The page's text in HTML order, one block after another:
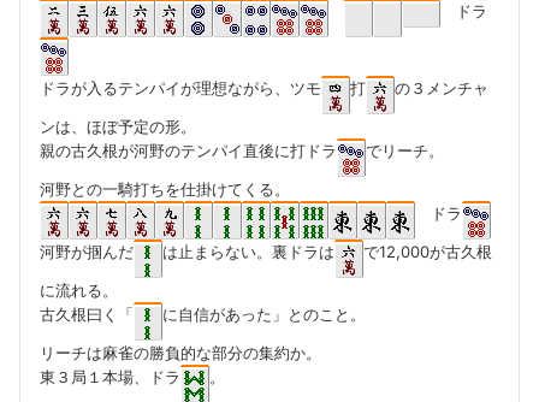
ドラ
ドラが入るテンパイが理想ながら、ツモ 打
の３メンチャ
ンは、ほぼ予定の形。
親の古久根が河野のテンパイ直後に打ドラ
でリーチ。
河野との一騎打ちを仕掛けてくる。
ドラ
河野が掴んだ
は止まらない。裏ドラは
で12,000が古久根
に流れる。
古久根曰く「
に自信があった」とのこと。
リーチは麻雀の勝負的な部分の集約か。
東３局１本場、ドラ
。